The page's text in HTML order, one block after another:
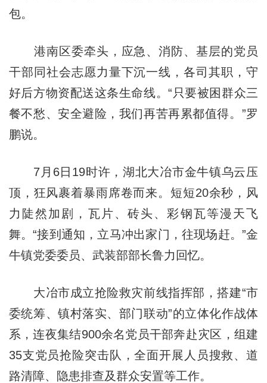
包。
港南区委牵头，应急、消防、基层的党员
干部同社会志愿力量下沉一线，各司其职，守
好后方物资配送这条生命线。“只要被困群众三
餐不愁、安全避险，我们再苦再累都值得。”罗
鹏说。
7月6日19时许，湖北大冶市金牛镇乌云压
顶，狂风裹着暴雨席卷而来。短短20余秒，风
力陡然加剧，瓦片、砖头、彩钢瓦等漫天飞
舞。“接到通知，立马冲出家门，往现场赶。”金
牛镇党委委员、武装部部长鲁力回忆。
大冶市成立抢险救灾前线指挥部，搭建“市
委统筹、镇村落实、部门联动”的立体化作战体
系，连夜集结900余名党员干部奔赴灾区，组建
35支党员抢险突击队，全面开展人员搜救、道
路清障、隐患排查及群众安置等工作。